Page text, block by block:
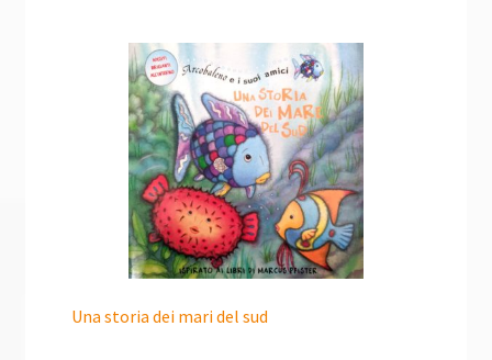
Una storia dei mari del sud